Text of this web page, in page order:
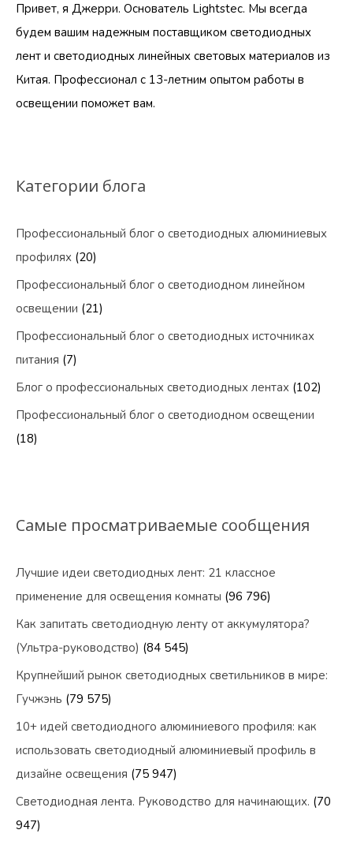
Привет, я Джерри. Основатель Lightstec. Мы всегда
будем вашим надежным поставщиком светодиодных
лент и светодиодных линейных световых материалов из
Китая. Профессионал с 13-летним опытом работы в
освещении поможет вам.
Категории блога
Профессиональный блог о светодиодных алюминиевых
профилях (20)
Профессиональный блог о светодиодном линейном
освещении (21)
Профессиональный блог о светодиодных источниках
питания (7)
Блог о профессиональных светодиодных лентах (102)
Профессиональный блог о светодиодном освещении
(18)
Самые просматриваемые сообщения
Лучшие идеи светодиодных лент: 21 классное
применение для освещения комнаты (96 796)
Как запитать светодиодную ленту от аккумулятора?
(Ультра-руководство) (84 545)
Крупнейший рынок светодиодных светильников в мире:
Гучжэнь (79 575)
10+ идей светодиодного алюминиевого профиля: как
использовать светодиодный алюминиевый профиль в
дизайне освещения (75 947)
Светодиодная лента. Руководство для начинающих. (70
947)